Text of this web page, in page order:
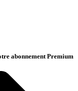
abonnement Premium